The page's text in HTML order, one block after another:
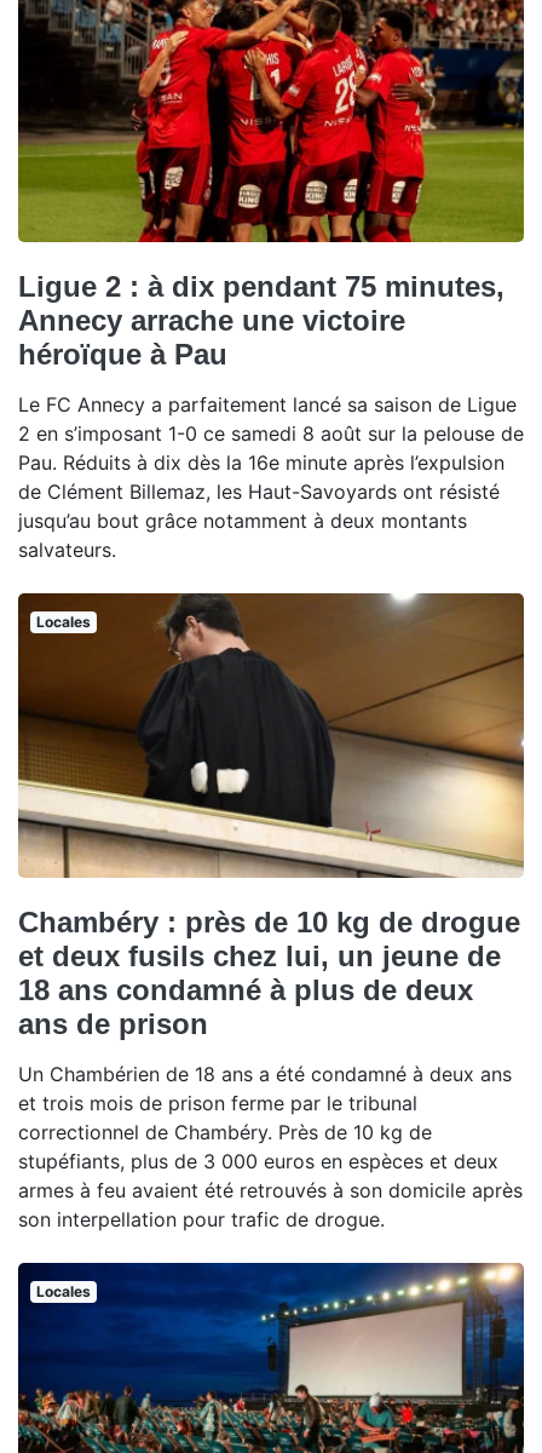
Ligue 2 : à dix pendant 75 minutes,
Annecy arrache une victoire
héroïque à Pau
Le FC Annecy a parfaitement lancé sa saison de Ligue
2 en s’imposant 1-0 ce samedi 8 août sur la pelouse de
Pau. Réduits à dix dès la 16e minute après l’expulsion
de Clément Billemaz, les Haut-Savoyards ont résisté
jusqu’au bout grâce notamment à deux montants
salvateurs.
Locales
Chambéry : près de 10 kg de drogue
et deux fusils chez lui, un jeune de
18 ans condamné à plus de deux
ans de prison
Un Chambérien de 18 ans a été condamné à deux ans
et trois mois de prison ferme par le tribunal
correctionnel de Chambéry. Près de 10 kg de
stupéfiants, plus de 3 000 euros en espèces et deux
armes à feu avaient été retrouvés à son domicile après
son interpellation pour trafic de drogue.
Locales